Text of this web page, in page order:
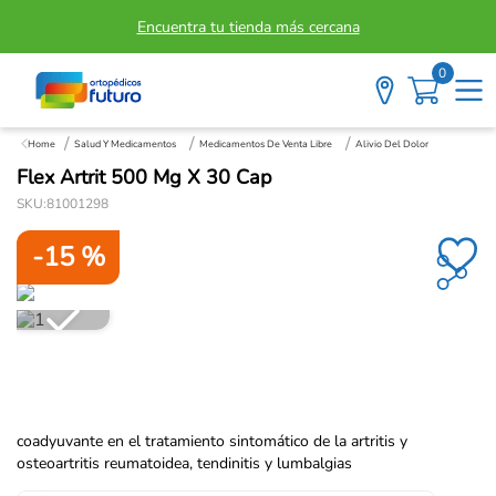
Encuentra tu tienda más cercana
0
Salud Y Medicamentos Medicamentos De Venta Libre Alivio Del Dolor
Flex Artrit 500 Mg X 30 Cap
SKU:81001298
-15 %
coadyuvante en el tratamiento sintomático de la artritis y
osteoartritis reumatoidea, tendinitis y lumbalgias